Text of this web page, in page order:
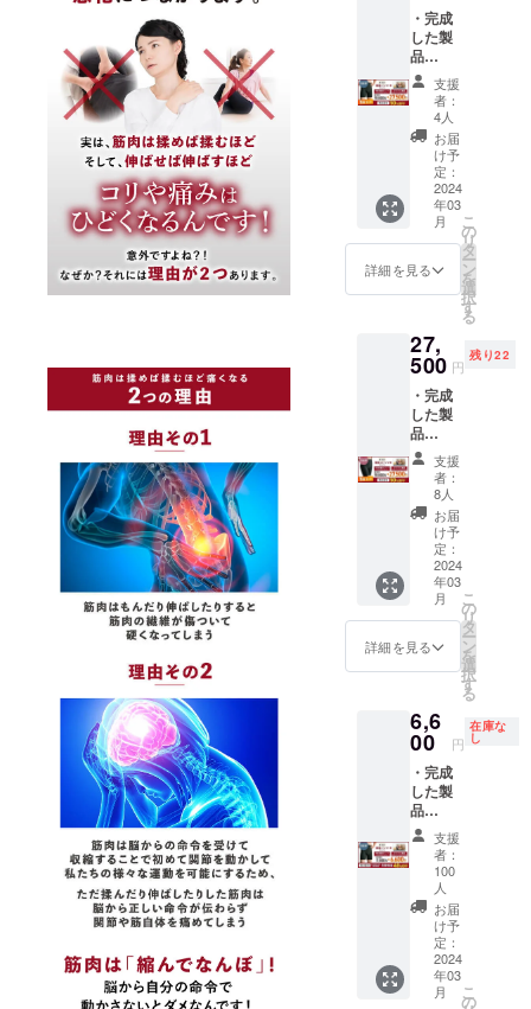
https://www.y
outube.com/
channel/UCS
2c1gBDV-
y26r2tJ3ED5
性もご
ざいま
す。 ※
ご注文
状況、
使用部
材の供
給状
況、製
造工程
上の都
合等に
より出
荷時期
ます。
円での
先行割
引でご
提供し
ます。
・【山
内流】
オリジ
ナル動
画（※各
部位ご
とに十
数本分
ご用
干の変
更にな
性もご
ざいま
す。 ※
ご注文
状況、
使用部
材の供
給状
況、製
造工程
上の都
合等に
より出
荷時期
ます。
・完成
した製
品
『【男
性用】
ゆる圧
整体パ
ンツ
ファシ
ア＋』5
点 [一般
販売予
定価格
11,000
円の商
品] ×5着
50%OF
Fである
27,500
円での
先行割
引でご
提供し
ます。
・【山
内流】
オリジ
ナル動
画（※各
部位ご
とに十
数本分
ご用
干の変
更にな
性もご
ざいま
す。 ※
ご注文
状況、
使用部
材の供
給状
況、製
造工程
上の都
合等に
より出
支援
者：
4人
お届
け予
定：
2024
年03
月
詳細を見る
こ
の
リ
タ
ー
ン
を
選
択
す
る
27,
500 円
残り22
・完成
した製
品
『【女
性用】
ゆる圧
整体ス
パッツ
ファシ
ア＋』5
点 [一般
販売予
定価格
11,000
円の商
品] ×5着
50%OF
Fである
27,500
円での
先行割
引でご
提供し
ます。
・【山
内流】
オリジ
ナル動
画（※各
部位ご
とに十
数本分
支援
者：
8人
お届
け予
定：
2024
年03
月
詳細を見る
こ
の
リ
タ
ー
ン
を
選
択
す
る
6,6
00 円
在庫な
し
・完成
した製
品
『【男
性用】
ゆる圧
整体パ
ンツ
ファシ
ア＋』1
点 [一般
販売予
定価格
支援
者：
100
人
お届
け予
定：
2024
年03
月
こ
の